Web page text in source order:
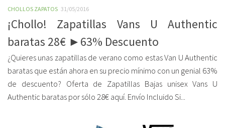
CHOLLOS ZAPATOS 31/05/2016
¡Chollo! Zapatillas Vans U Authentic
baratas 28€ ►63% Descuento
¿Quieres unas zapatillas de verano como estas Van U Authentic
baratas que están ahora en su precio mínimo con un genial 63%
de descuento? Oferta de Zapatillas Bajas unisex Vans U
Authentic baratas por sólo 28€ aquí. Envío Incluido Si...